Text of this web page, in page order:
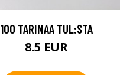
100 TARINAA TUL:STA
8.5 EUR